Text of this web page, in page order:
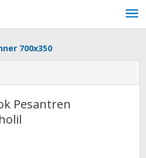
Pesantren